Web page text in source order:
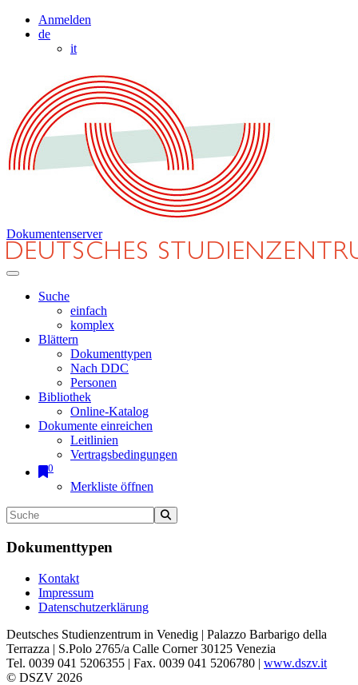
Anmelden
de
it
Dokumentenserver
Suche
einfach
komplex
Blättern
Dokumenttypen
Nach DDC
Personen
Bibliothek
Online-Katalog
Dokumente einreichen
Leitlinien
Vertragsbedingungen
0
Merkliste öffnen
Dokumenttypen
Kontakt
Impressum
Datenschutzerklärung
Deutsches Studienzentrum in Venedig | Palazzo Barbarigo della
Terrazza | S.Polo 2765/a Calle Corner 30125 Venezia
Tel. 0039 041 5206355 | Fax. 0039 041 5206780 | www.dszv.it
© DSZV 2026